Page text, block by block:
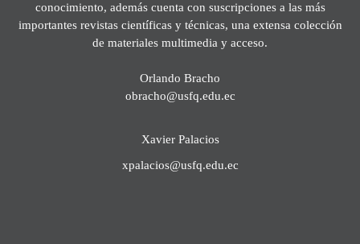
conocimiento, además cuenta con suscripciones a las más
importantes revistas científicas y técnicas, una extensa colección
de materiales multimedia y acceso.
Orlando Bracho
obracho@usfq.edu.ec
Xavier Palacios
xpalacios@usfq.edu.ec